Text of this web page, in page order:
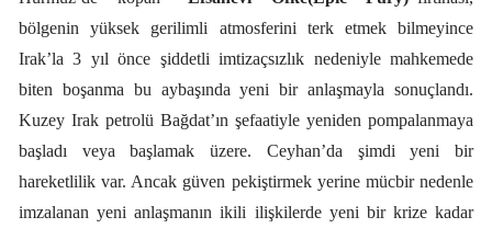
bölgenin yüksek gerilimli atmosferini terk etmek bilmeyince
Irak’la 3 yıl önce şiddetli imtizaçsızlık nedeniyle mahkemede
biten boşanma bu aybaşında yeni bir anlaşmayla sonuçlandı.
Kuzey Irak petrolü Bağdat’ın şefaatiyle yeniden pompalanmaya
başladı veya başlamak üzere. Ceyhan’da şimdi yeni bir
hareketlilik var. Ancak güven pekiştirmek yerine mücbir nedenle
imzalanan yeni anlaşmanın ikili ilişkilerde yeni bir krize kadar